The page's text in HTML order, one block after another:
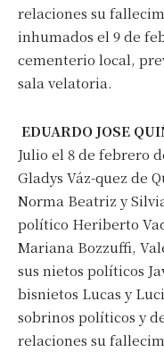
relaciones su
inhumados el 9 de
cementerio local,
sala velatoria.
EDUARDO JOSE
Julio el 8 de febrero
Gladys Váz-quez de
Norma Beatriz y
político Heriberto
Mariana Bozzuffi,
sus nietos políticos
bisnietos Lucas y
sobrinos políticos y
relaciones su